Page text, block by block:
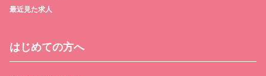
最近見た求人
はじめての方へ